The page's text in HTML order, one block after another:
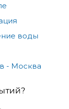
воды
- Москва